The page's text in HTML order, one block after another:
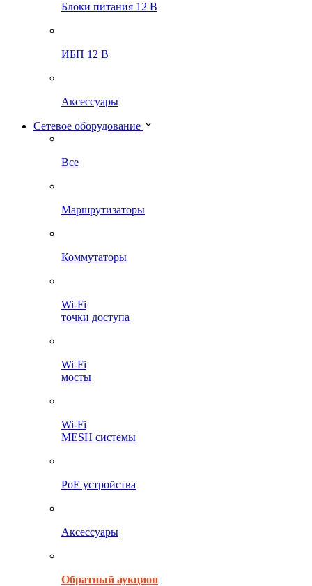
Блоки питания 12 В
ИБП 12 В
Аксессуары
Сетевое оборудование
Все
Маршрутизаторы
Коммутаторы
Wi-Fi
точки доступа
Wi-Fi
мосты
Wi-Fi
MESH системы
PoE устройства
Аксессуары
Обратный аукцион